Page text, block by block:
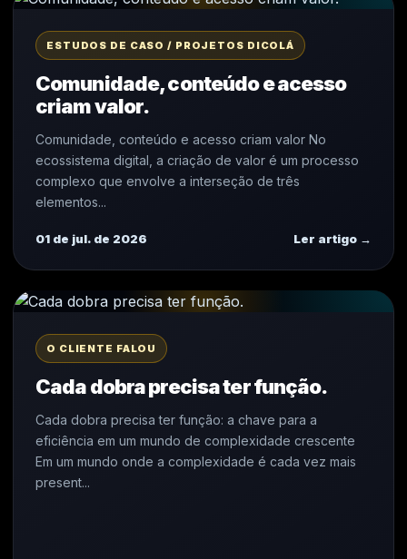
ESTUDOS DE CASO / PROJETOS DICOLÁ
Comunidade, conteúdo e acesso
criam valor.
Comunidade, conteúdo e acesso criam valor No
ecossistema digital, a criação de valor é um processo
complexo que envolve a interseção de três
elementos...
01 de jul. de 2026 Ler artigo →
O CLIENTE FALOU
Cada dobra precisa ter função.
Cada dobra precisa ter função: a chave para a
eficiência em um mundo de complexidade crescente
Em um mundo onde a complexidade é cada vez mais
present...